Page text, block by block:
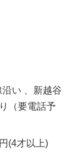
い 、新越谷
（要電話予
(4才以上)